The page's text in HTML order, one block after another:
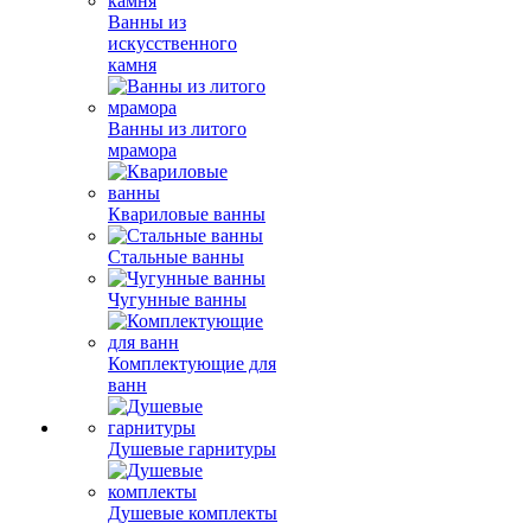
Ванны из
искусственного
камня
Ванны из литого
мрамора
Квариловые ванны
Стальные ванны
Чугунные ванны
Комплектующие для
ванн
Душевые гарнитуры
Душевые комплекты